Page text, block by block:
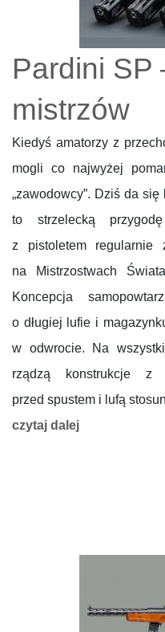
Pardini SP
mistrzów
Kiedyś amatorzy z
mogli co najwyżej
„zawodowcy”. Dziś da
to strzelecką
z pistoletem regularnie
na Mistrzostwach
Koncepcja
o długiej lufie i
w odwrocie. Na
rządzą konstrukcje z
przed spustem i lufą
czytaj dalej